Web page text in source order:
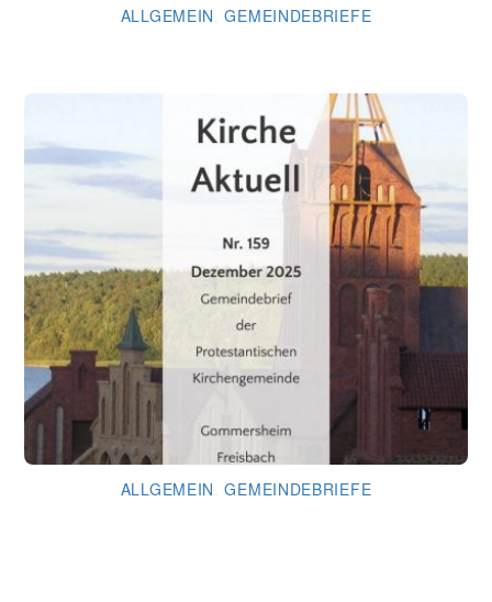
ALLGEMEIN ,GEMEINDEBRIEFE
ALLGEMEIN ,GEMEINDEBRIEFE